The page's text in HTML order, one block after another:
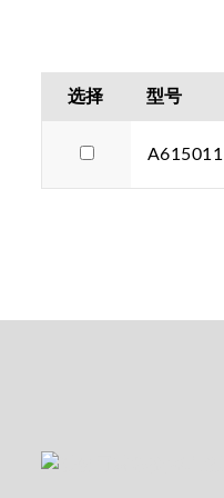
选择 型号
A615011